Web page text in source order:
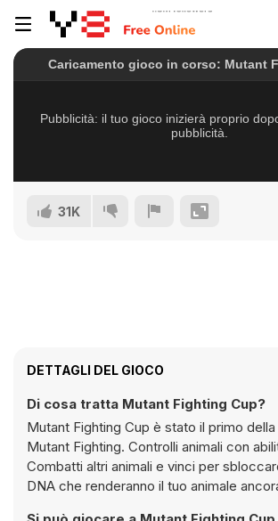
31K
DETTAGLI DEL GIOCO
Di cosa tratta Mutant Fighting Cup?
Mutant Fighting Cup è stato il primo
Mutant Fighting. Controlli animali con
Combatti altri animali e vinci per
DNA che renderanno il tuo animale